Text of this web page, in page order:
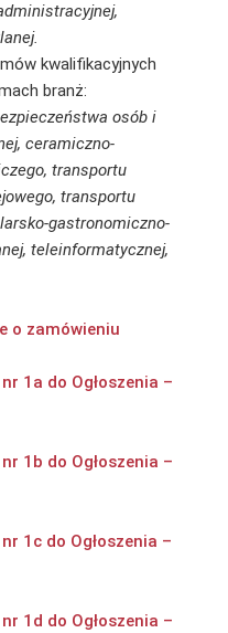
kwalifikacyjnych
branż:
osób i
ceramiczno-
transportu
transportu
gastronomiczno-
teleinformatycznej,
o zamówieniu
1a do Ogłoszenia –
1b do Ogłoszenia –
1c do Ogłoszenia –
1d do Ogłoszenia –